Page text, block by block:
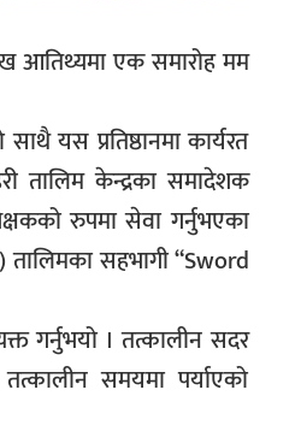
आतिथ्यमा एक समारोह मम
यस प्रतिष्ठानमा कार्यरत
तालिम केन्द्रका समादेशक
रुपमा सेवा गर्नुभएका
तालिमका सहभागी “Sword
गर्नुभयो । तत्कालीन सदर
समयमा पर्याएको